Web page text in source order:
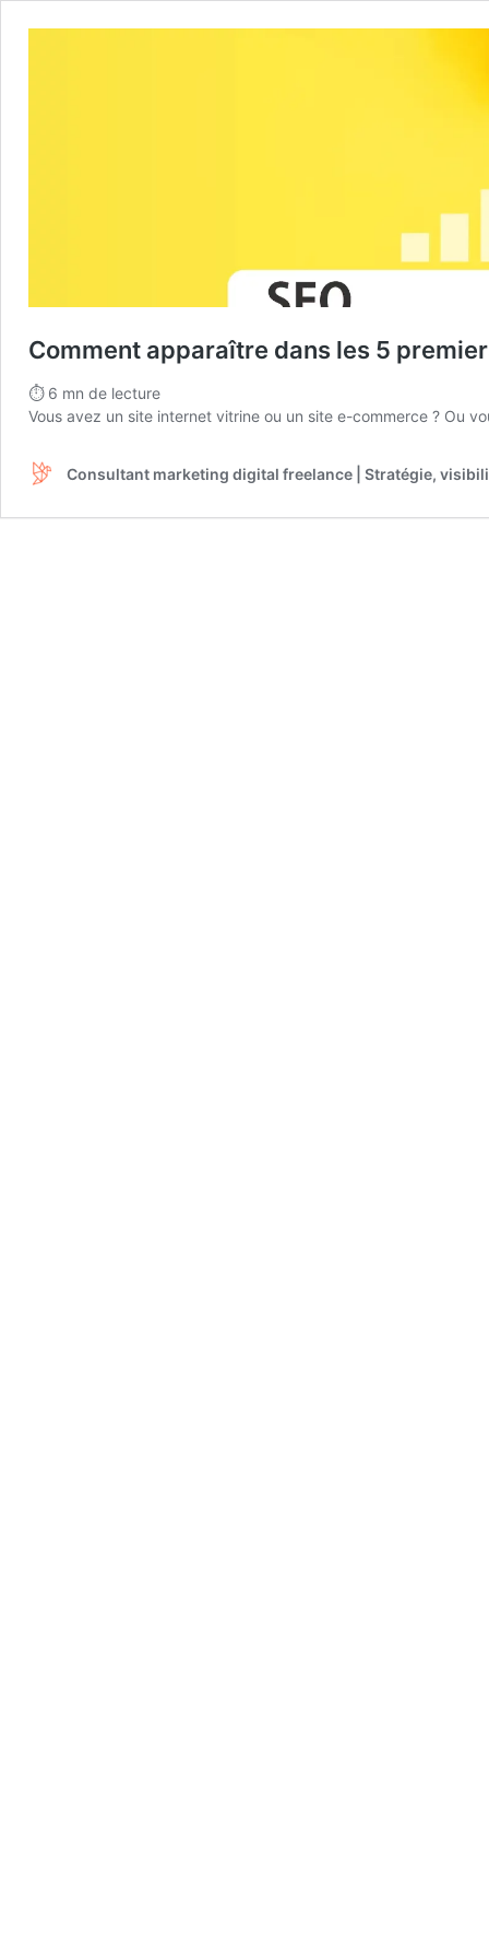
Comment apparaître dans les 5
⏱ 6 mn de lecture
Vous avez un site internet vitrine ou un site e-commerce ? Ou
Consultant marketing digital freelance | Stratégie,